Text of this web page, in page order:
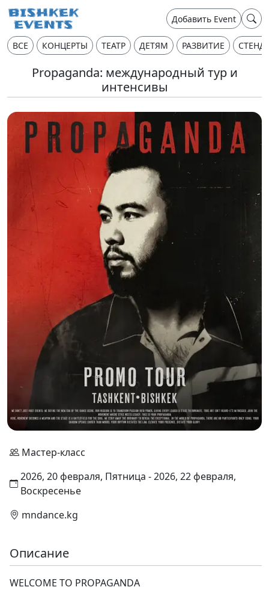
Добавить Event
ВСЕ КОНЦЕРТЫ ТЕАТР ДЕТЯМ РАЗВИТИЕ
Propaganda: международный тур и
интенсивы
Мастер-класс
2026, 20 февраля, Пятница - 2026, 22 февраля,
Воскресенье
mndance.kg
Описание
WELCOME TO PROPAGANDA